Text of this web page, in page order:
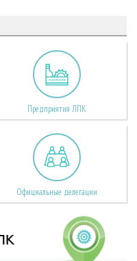
Предприятия ЛПК
Официальные делегации